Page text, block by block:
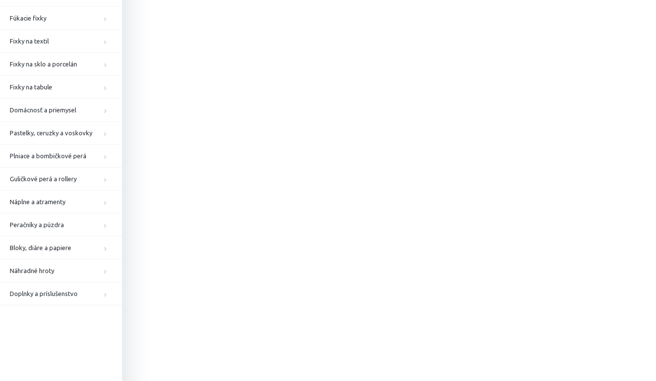
Fúkacie fixky
Fixky na textil
Fixky na sklo a porcelán
Fixky na tabule
Domácnosť a priemysel
Pastelky, ceruzky a voskovky
Plniace a bombičkové perá
Guličkové perá a rollery
Náplne a atramenty
Peračníky a púzdra
Bloky, diáre a papiere
Náhradné hroty
Doplnky a príslušenstvo